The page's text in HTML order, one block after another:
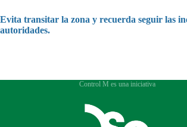
Evita transitar la zona y recuerda seguir las
autoridades.
Control M es una iniciativa